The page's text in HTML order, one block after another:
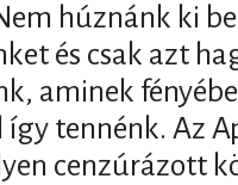
húznánk ki
és csak azt
aminek
tennénk. Az
cenzúrázott